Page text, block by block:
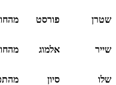
שטרן פורסט
שייר אלמוג
שלו סיון